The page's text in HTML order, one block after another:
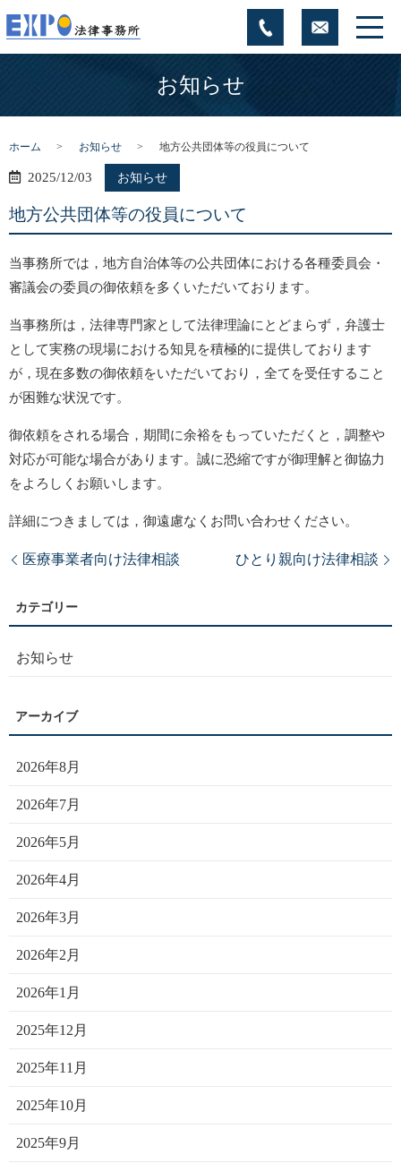
お知らせ
ホーム お知らせ 地方公共団体等の役員について
2025/12/03 お知らせ
地方公共団体等の役員について
当事務所では，地方自治体等の公共団体における各種委員会・
審議会の委員の御依頼を多くいただいております。
当事務所は，法律専門家として法律理論にとどまらず，弁護士
として実務の現場における知見を積極的に提供しております
が，現在多数の御依頼をいただいており，全てを受任すること
が困難な状況です。
御依頼をされる場合，期間に余裕をもっていただくと，調整や
対応が可能な場合があります。誠に恐縮ですが御理解と御協力
をよろしくお願いします。
詳細につきましては，御遠慮なくお問い合わせください。
医療事業者向け法律相談 ひとり親向け法律相談
お知らせ
2026年8月
2026年7月
2026年5月
2026年4月
2026年3月
2026年2月
2026年1月
2025年12月
2025年11月
2025年10月
2025年9月